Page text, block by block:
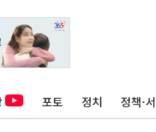
포토 정치 정책·